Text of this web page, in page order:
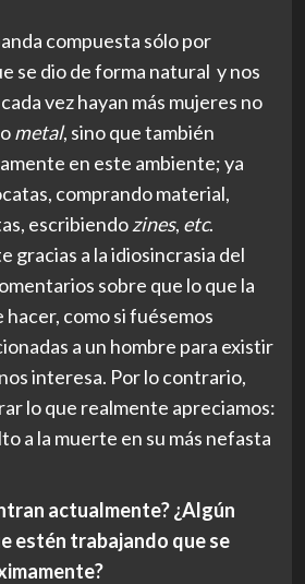
compuesta sólo por
se dio de forma natural y nos
vez hayan más mujeres no
metal, sino que también
en este ambiente; ya
comprando material,
escribiendozines, etc.
gracias a la idiosincrasia del
sobre que lo que la
como si fuésemos
a un hombre para existir
interesa. Por lo contrario,
lo que realmente apreciamos:
a la muerte en su más nefasta
actualmente? ¿Algún
estén trabajando que se